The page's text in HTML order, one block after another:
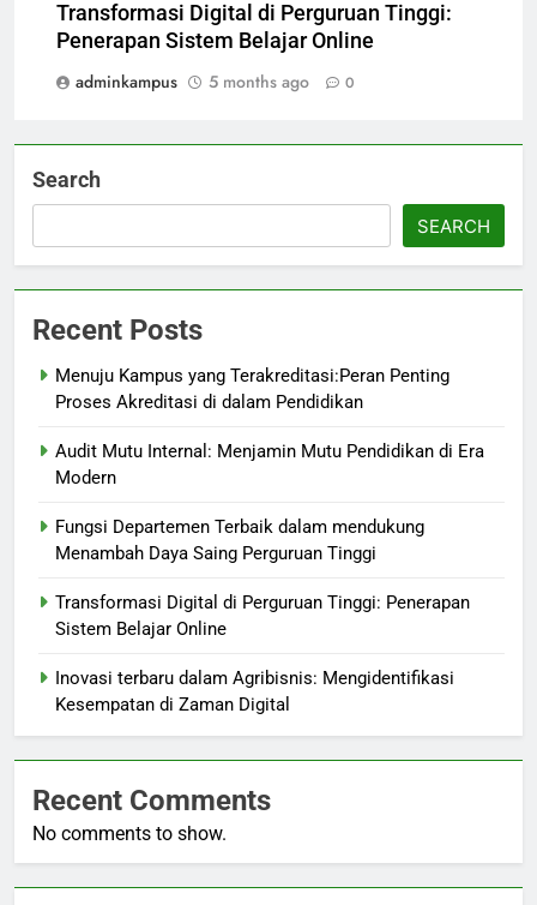
Transformasi Digital di Perguruan Tinggi:
Penerapan Sistem Belajar Online
adminkampus
5 months ago 0
Search
SEARCH
Recent Posts
Menuju Kampus yang Terakreditasi:Peran Penting
Proses Akreditasi di dalam Pendidikan
Audit Mutu Internal: Menjamin Mutu Pendidikan di Era
Modern
Fungsi Departemen Terbaik dalam mendukung
Menambah Daya Saing Perguruan Tinggi
Transformasi Digital di Perguruan Tinggi: Penerapan
Sistem Belajar Online
Inovasi terbaru dalam Agribisnis: Mengidentifikasi
Kesempatan di Zaman Digital
Recent Comments
No comments to show.